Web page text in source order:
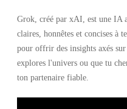
Grok, créé par xAI, est une IA
claires, honnêtes et concises à
pour offrir des insights axés
explores l'univers ou que tu
ton partenaire fiable.